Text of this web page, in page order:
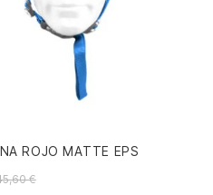
ROJO MATTE EPS
€